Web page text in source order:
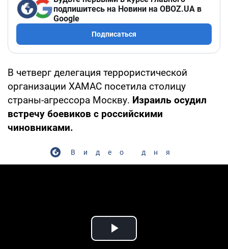
подпишитесь на Новини на OBOZ.UA в
Google
Подписаться
В четверг делегация террористической
организации ХАМАС посетила столицу
страны-агрессора Москву. Израиль осудил
встречу боевиков с российскими
чиновниками.
Видео дня
Play Video